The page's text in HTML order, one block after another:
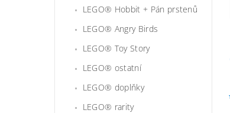
LEGO® Hobbit + Pán prstenů
LEGO® Angry Birds
LEGO® Toy Story
LEGO® ostatní
LEGO® doplňky
LEGO® rarity